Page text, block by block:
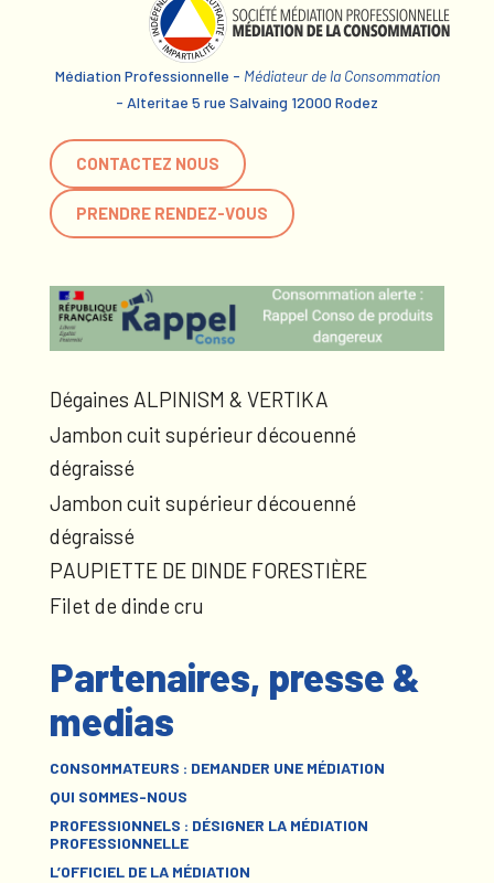
Médiation Professionnelle - Médiateur de la Consommation
- Alteritae 5 rue Salvaing 12000 Rodez
CONTACTEZ NOUS
PRENDRE RENDEZ-VOUS
Dégaines ALPINISM & VERTIKA
Jambon cuit supérieur découenné
dégraissé
Jambon cuit supérieur découenné
dégraissé
PAUPIETTE DE DINDE FORESTIÈRE
Filet de dinde cru
Partenaires, presse &
medias
CONSOMMATEURS : DEMANDER UNE MÉDIATION
QUI SOMMES-NOUS
PROFESSIONNELS : DÉSIGNER LA MÉDIATION
PROFESSIONNELLE
L’OFFICIEL DE LA MÉDIATION